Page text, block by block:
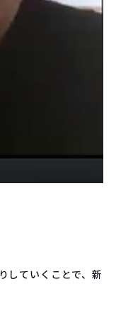
していくことで、新